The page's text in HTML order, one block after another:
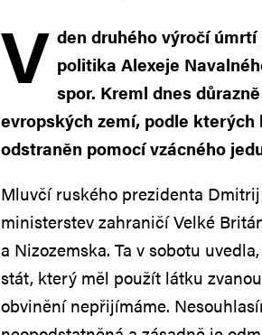
V den druhého výročí
politika Alexeje
spor. Kreml dnes
evropských zemí, podle
odstraněn pomocí vzácného
Mluvčí ruského prezidenta
ministerstev zahraničí Velké
a Nizozemska. Ta v sobotu
stát, který měl použít látku
obvinění nepřijímáme.